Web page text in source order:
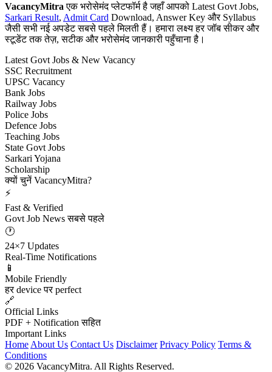
VacancyMitra एक भरोसेमंद प्लेटफॉर्म है जहाँ आपको Latest Govt Jobs,
Sarkari Result, Admit Card Download, Answer Key और Syllabus
जैसी सभी नई अपडेट सबसे पहले मिलती हैं। हमारा लक्ष्य हर जॉब सीकर और
स्टूडेंट तक तेज़, सटीक और भरोसेमंद जानकारी पहुँचाना है।
Latest Govt Jobs & New Vacancy
SSC Recruitment
UPSC Vacancy
Bank Jobs
Railway Jobs
Police Jobs
Defence Jobs
Teaching Jobs
State Govt Jobs
Sarkari Yojana
Scholarship
क्यों चुनें VacancyMitra?
⚡
Fast & Verified
Govt Job News सबसे पहले
🕐
24×7 Updates
Real-Time Notifications
📱
Mobile Friendly
हर device पर perfect
🔗
Official Links
PDF + Notification सहित
Important Links
Home About Us Contact Us Disclaimer Privacy Policy Terms &
Conditions
© 2026 VacancyMitra. All Rights Reserved.